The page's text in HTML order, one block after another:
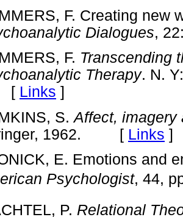
F. Creating new
Dialogues,
F. Transcending
Therapy. N.
Links ]
S.Affect, imagery
1962. [ Links ]
E. Emotions and
Psychologist, 44,
P. Relational